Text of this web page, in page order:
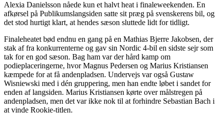
Alexia Danielsson nåede kun et halvt heat i finaleweekenden. En
afkørsel på Publikumslangsiden satte sit præg på svenskerens bil, og
det stod hurtigt klart, at hendes sæson sluttede lidt for tidligt.
Finaleheatet bød endnu en gang på en Mathias Bjerre Jakobsen, der
stak af fra konkurrenterne og gav sin Nordic 4-bil en sidste sejr som
tak for en god sæson. Bag ham var der hård kamp om
podieplaceringerne, hvor Magnus Pedersen og Marius Kristiansen
kæmpede for at få andenpladsen. Undervejs var også Gustaw
Wisniewski med i dén gruppering, men han endte løbet i sandet for
enden af langsiden. Marius Kristiansen kørte over målstregen på
andenpladsen, men det var ikke nok til at forhindre Sebastian Bach i
at vinde Rookie-titlen.